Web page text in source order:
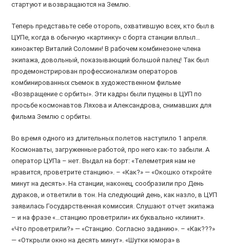
стартуют и возвращаются на Землю.
Теперь представьте себе оторопь, охватившую всех, кто был в
ЦУПе, когда в обычную «картинку» с борта станции вплыл…
киноактер Виталий Соломин! В рабочем комбинезоне члена
экипажа, довольный, показывающий большой палец! Так был
продемонстрирован профессионализм операторов
комбинированных съемок в художественном фильме
«Возвращение с орбиты». Эти кадры были пущены в ЦУП по
просьбе космонавтов Ляхова и Александрова, снимавших для
фильма Землю с орбиты.
Во время одного из длительных полетов наступило 1 апреля.
Космонавты, загруженные работой, про него как-то забыли. А
оператор ЦУПа – нет. Выдал на борт: «Телеметрия нам не
нравится, проветрите станцию». – «Как?» — «Окошко откройте
минут на десять». На станции, наконец, сообразили про День
дураков, и ответили в тон. На следующий день, как назло, в ЦУП
заявилась Государственная комиссия. Слушают отчет экипажа
– и на фразе «…станцию проветрили» их буквально «клинит».
«Что проветрили?» — «Станцию. Согласно заданию». – «Как???»
— «Открыли окно на десять минут». «Шутки юмора» в